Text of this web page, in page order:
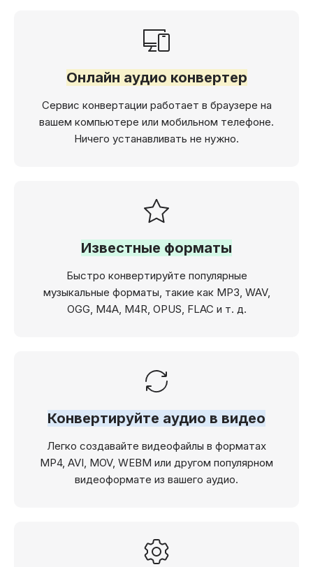
Онлайн аудио конвертер
Сервис конвертации работает в браузере на
вашем компьютере или мобильном телефоне.
Ничего устанавливать не нужно.
Известные форматы
Быстро конвертируйте популярные
музыкальные форматы, такие как MP3, WAV,
OGG, M4A, M4R, OPUS, FLAC и т. д.
Конвертируйте аудио в видео
Легко создавайте видеофайлы в форматах
MP4, AVI, MOV, WEBM или другом популярном
видеоформате из вашего аудио.